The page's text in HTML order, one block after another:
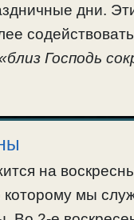
дни.
Господь
«
на
которому мы